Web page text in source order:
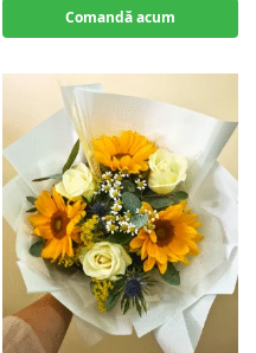
Comandă acum